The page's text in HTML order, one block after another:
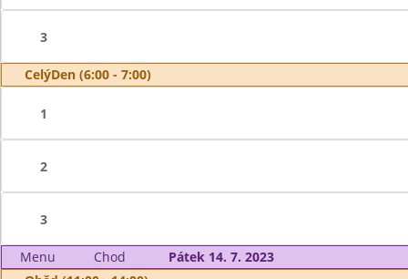
3
CelýDen (6:00 - 7:00)
1
2
3
Menu Chod
Pátek 14. 7. 2023